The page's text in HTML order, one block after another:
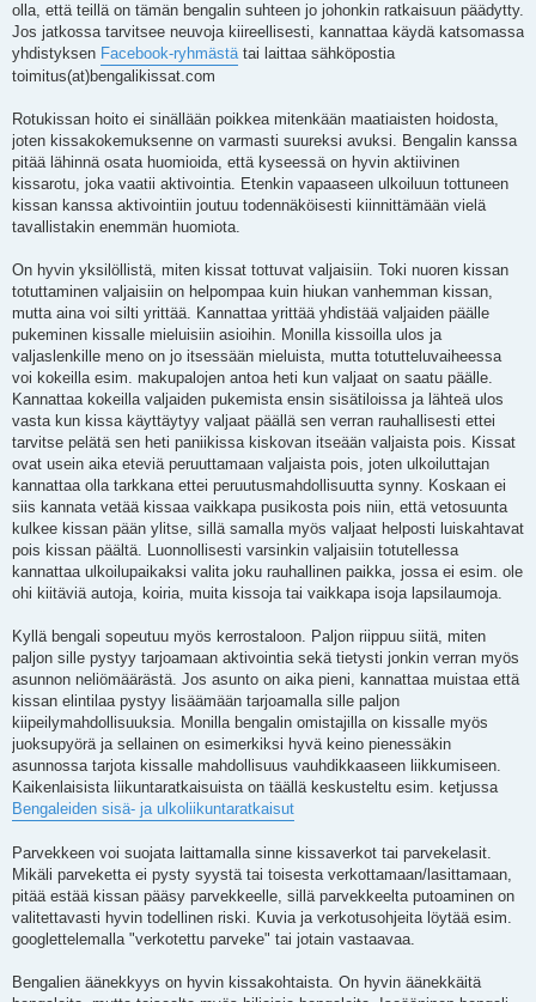
olla, että teillä on tämän bengalin suhteen jo johonkin ratkaisuun päädytty.
Jos jatkossa tarvitsee neuvoja kiireellisesti, kannattaa käydä katsomassa
yhdistyksen Facebook-ryhmästätai laittaa sähköpostia
toimitus(at)bengalikissat.com
Rotukissan hoito ei sinällään poikkea mitenkään maatiaisten hoidosta,
joten kissakokemuksenne on varmasti suureksi avuksi. Bengalin kanssa
pitää lähinnä osata huomioida, että kyseessä on hyvin aktiivinen
kissarotu, joka vaatii aktivointia. Etenkin vapaaseen ulkoiluun tottuneen
kissan kanssa aktivointiin joutuu todennäköisesti kiinnittämään vielä
tavallistakin enemmän huomiota.
On hyvin yksilöllistä, miten kissat tottuvat valjaisiin. Toki nuoren kissan
totuttaminen valjaisiin on helpompaa kuin hiukan vanhemman kissan,
mutta aina voi silti yrittää. Kannattaa yrittää yhdistää valjaiden päälle
pukeminen kissalle mieluisiin asioihin. Monilla kissoilla ulos ja
valjaslenkille meno on jo itsessään mieluista, mutta totutteluvaiheessa
voi kokeilla esim. makupalojen antoa heti kun valjaat on saatu päälle.
Kannattaa kokeilla valjaiden pukemista ensin sisätiloissa ja lähteä ulos
vasta kun kissa käyttäytyy valjaat päällä sen verran rauhallisesti ettei
tarvitse pelätä sen heti paniikissa kiskovan itseään valjaista pois. Kissat
ovat usein aika eteviä peruuttamaan valjaista pois, joten ulkoiluttajan
kannattaa olla tarkkana ettei peruutusmahdollisuutta synny. Koskaan ei
siis kannata vetää kissaa vaikkapa pusikosta pois niin, että vetosuunta
kulkee kissan pään ylitse, sillä samalla myös valjaat helposti luiskahtavat
pois kissan päältä. Luonnollisesti varsinkin valjaisiin totutellessa
kannattaa ulkoilupaikaksi valita joku rauhallinen paikka, jossa ei esim. ole
ohi kiitäviä autoja, koiria, muita kissoja tai vaikkapa isoja lapsilaumoja.
Kyllä bengali sopeutuu myös kerrostaloon. Paljon riippuu siitä, miten
paljon sille pystyy tarjoamaan aktivointia sekä tietysti jonkin verran myös
asunnon neliömäärästä. Jos asunto on aika pieni, kannattaa muistaa että
kissan elintilaa pystyy lisäämään tarjoamalla sille paljon
kiipeilymahdollisuuksia. Monilla bengalin omistajilla on kissalle myös
juoksupyörä ja sellainen on esimerkiksi hyvä keino pienessäkin
asunnossa tarjota kissalle mahdollisuus vauhdikkaaseen liikkumiseen.
Kaikenlaisista liikuntaratkaisuista on täällä keskusteltu esim. ketjussa
Bengaleiden sisä- ja ulkoliikuntaratkaisut
Parvekkeen voi suojata laittamalla sinne kissaverkot tai parvekelasit.
Mikäli parveketta ei pysty syystä tai toisesta verkottamaan/lasittamaan,
pitää estää kissan pääsy parvekkeelle, sillä parvekkeelta putoaminen on
valitettavasti hyvin todellinen riski. Kuvia ja verkotusohjeita löytää esim.
googlettelemalla "verkotettu parveke" tai jotain vastaavaa.
Bengalien äänekkyys on hyvin kissakohtaista. On hyvin äänekkäitä